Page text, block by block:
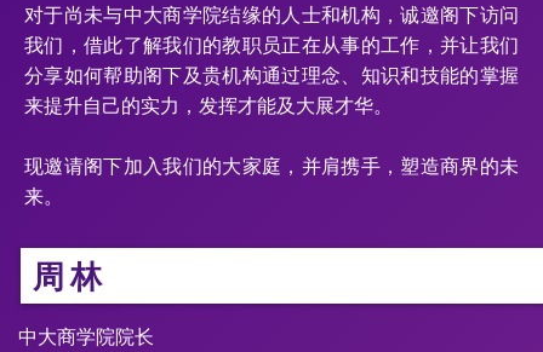
对于尚未与中大商学院结缘的人士和机构，诚邀阁下访问
我们，借此了解我们的教职员正在从事的工作，并让我们
分享如何帮助阁下及贵机构通过理念、知识和技能的掌握
来提升自己的实力，发挥才能及大展才华。
现邀请阁下加入我们的大家庭，并肩携手，塑造商界的未
来。
周林
中大商学院院长